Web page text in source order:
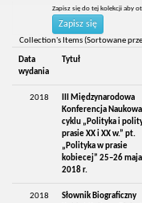
Zapisz się do tej kolekcji aby
Collection's Items (Sortowane
Data
wydania
Tytuł
2018
III Międzynarodowa
Konferencja Naukowa
cyklu „Polityka i
prasie XX i XX w.” pt.
„Polityka w prasie
kobiecej” 25–26 maja
2018 r.
2018
Słownik Biograficzny